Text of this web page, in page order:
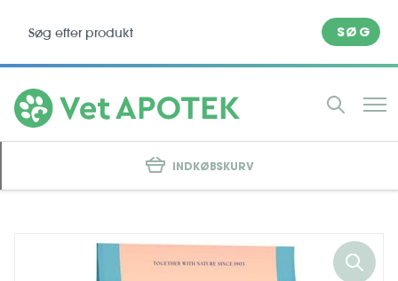
SØG
INDKØBSKURV